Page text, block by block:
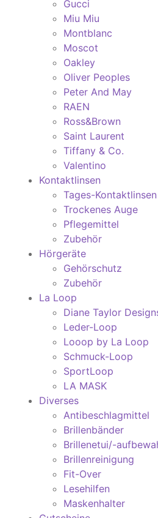
Gucci
Miu Miu
Montblanc
Moscot
Oakley
Oliver Peoples
Peter And May
RAEN
Ross&Brown
Saint Laurent
Tiffany & Co.
Valentino
Kontaktlinsen
Tages-Kontaktlinsen
Trockenes Auge
Pflegemittel
Zubehör
Hörgeräte
Gehörschutz
Zubehör
La Loop
Diane Taylor
Leder-Loop
Looop by La Loop
Schmuck-Loop
SportLoop
LA MASK
Diverses
Antibeschlagmittel
Brillenbänder
Brillenetui/-
Brillenreinigung
Fit-Over
Lesehilfen
Maskenhalter